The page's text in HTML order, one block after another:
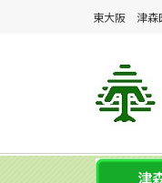
東大阪 津森